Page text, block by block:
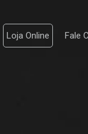
Loja Online Fale